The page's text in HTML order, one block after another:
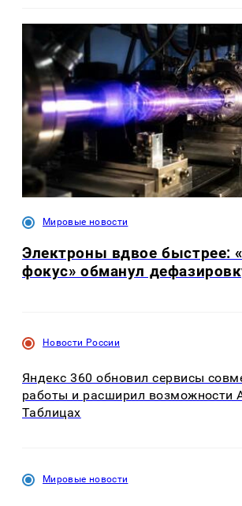
Мировые новости
Электроны вдвое быстрее:
фокус» обманул
Новости России
Яндекс 360 обновил сервисы
работы и расширил возможности
Таблицах
Мировые новости